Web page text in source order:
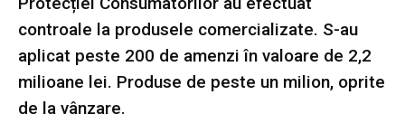
controale la produsele comercializate. S-au
aplicat peste 200 de amenzi în valoare de 2,2
milioane lei. Produse de peste un milion, oprite
de la vânzare.